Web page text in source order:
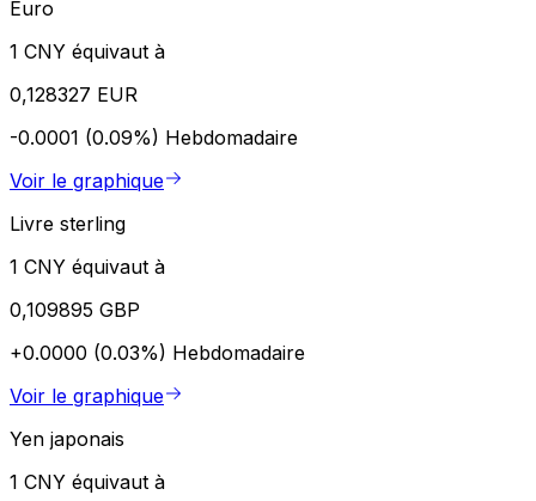
Euro
1 CNY équivaut à
0,128327 EUR
-0.0001 (0.09%) Hebdomadaire
Voir le graphique
Livre sterling
1 CNY équivaut à
0,109895 GBP
+0.0000 (0.03%) Hebdomadaire
Voir le graphique
Yen japonais
1 CNY équivaut à